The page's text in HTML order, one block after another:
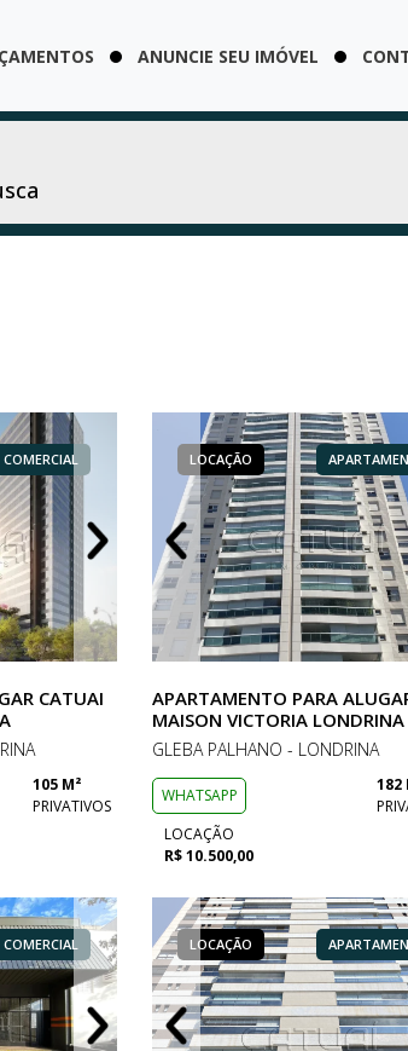
ANUNCIE SEU IMÓVEL
COMERCIAL LOCAÇÃO COMERCIAL
CATUAI
105 M²
PRIVATIVOS
APARTAMENTO LOCAÇÃO
APARTAMENTO PARA
MAISON VICTORIA LONDRINA
GLEBA PALHANO - LONDRINA
WHATSAPP
182
LOCAÇÃO
R$ 10.500,00
LOCAÇÃO
COMERCIAL LOCAÇÃO COMERCIAL
APARTAMENTO LOCAÇÃOLOCAÇÃO